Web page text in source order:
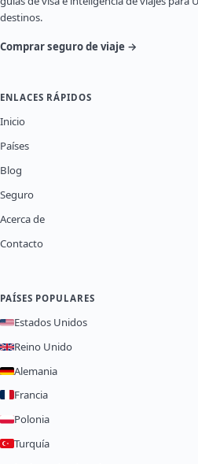
destinos.
Comprar seguro de viaje →
ENLACES RÁPIDOS
Inicio
Países
Blog
Seguro
Acerca de
Contacto
PAÍSES POPULARES
Estados Unidos
Reino Unido
Alemania
Francia
Polonia
Turquía